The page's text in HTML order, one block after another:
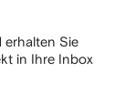
erhalten Sie
in Ihre Inbox